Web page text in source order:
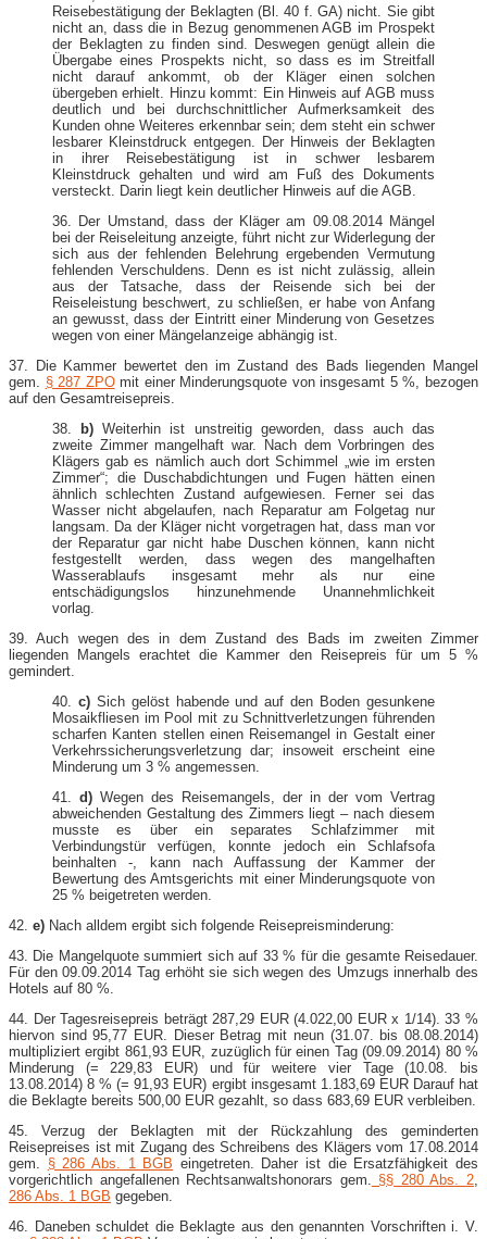
Reisebestätigung der Beklagten (Bl. 40 f. GA) nicht. Sie gibt
nicht an, dass die in Bezug genommenen AGB im Prospekt
der Beklagten zu finden sind. Deswegen genügt allein die
Übergabe eines Prospekts nicht, so dass es im Streitfall
nicht darauf ankommt, ob der Kläger einen solchen
übergeben erhielt. Hinzu kommt: Ein Hinweis auf AGB muss
deutlich und bei durchschnittlicher Aufmerksamkeit des
Kunden ohne Weiteres erkennbar sein; dem steht ein schwer
lesbarer Kleinstdruck entgegen. Der Hinweis der Beklagten
in ihrer Reisebestätigung ist in schwer lesbarem
Kleinstdruck gehalten und wird am Fuß des Dokuments
versteckt. Darin liegt kein deutlicher Hinweis auf die AGB.
36. Der Umstand, dass der Kläger am 09.08.2014 Mängel
bei der Reiseleitung anzeigte, führt nicht zur Widerlegung der
sich aus der fehlenden Belehrung ergebenden Vermutung
fehlenden Verschuldens. Denn es ist nicht zulässig, allein
aus der Tatsache, dass der Reisende sich bei der
Reiseleistung beschwert, zu schließen, er habe von Anfang
an gewusst, dass der Eintritt einer Minderung von Gesetzes
wegen von einer Mängelanzeige abhängig ist.
37. Die Kammer bewertet den im Zustand des Bads liegenden Mangel
gem. § 287 ZPOmit einer Minderungsquote von insgesamt 5 %, bezogen
auf den Gesamtreisepreis.
38. b) Weiterhin ist unstreitig geworden, dass auch das
zweite Zimmer mangelhaft war. Nach dem Vorbringen des
Klägers gab es nämlich auch dort Schimmel „wie im ersten
Zimmer“; die Duschabdichtungen und Fugen hätten einen
ähnlich schlechten Zustand aufgewiesen. Ferner sei das
Wasser nicht abgelaufen, nach Reparatur am Folgetag nur
langsam. Da der Kläger nicht vorgetragen hat, dass man vor
der Reparatur gar nicht habe Duschen können, kann nicht
festgestellt werden, dass wegen des mangelhaften
Wasserablaufs insgesamt mehr als nur eine
entschädigungslos hinzunehmende Unannehmlichkeit
vorlag.
39. Auch wegen des in dem Zustand des Bads im zweiten Zimmer
liegenden Mangels erachtet die Kammer den Reisepreis für um 5 %
gemindert.
40. c)Sich gelöst habende und auf den Boden gesunkene
Mosaikfliesen im Pool mit zu Schnittverletzungen führenden
scharfen Kanten stellen einen Reisemangel in Gestalt einer
Verkehrssicherungsverletzung dar; insoweit erscheint eine
Minderung um 3 % angemessen.
41. d) Wegen des Reisemangels, der in der vom Vertrag
abweichenden Gestaltung des Zimmers liegt – nach diesem
musste es über ein separates Schlafzimmer mit
Verbindungstür verfügen, konnte jedoch ein Schlafsofa
beinhalten -, kann nach Auffassung der Kammer der
Bewertung des Amtsgerichts mit einer Minderungsquote von
25 % beigetreten werden.
42. e) Nach alldem ergibt sich folgende Reisepreisminderung:
43. Die Mangelquote summiert sich auf 33 % für die gesamte Reisedauer.
Für den 09.09.2014 Tag erhöht sie sich wegen des Umzugs innerhalb des
Hotels auf 80 %.
44. Der Tagesreisepreis beträgt 287,29 EUR (4.022,00 EUR x 1/14). 33 %
hiervon sind 95,77 EUR. Dieser Betrag mit neun (31.07. bis 08.08.2014)
multipliziert ergibt 861,93 EUR, zuzüglich für einen Tag (09.09.2014) 80 %
Minderung (= 229,83 EUR) und für weitere vier Tage (10.08. bis
13.08.2014) 8 % (= 91,93 EUR) ergibt insgesamt 1.183,69 EUR Darauf hat
die Beklagte bereits 500,00 EUR gezahlt, so dass 683,69 EUR verbleiben.
45. Verzug der Beklagten mit der Rückzahlung des geminderten
Reisepreises ist mit Zugang des Schreibens des Klägers vom 17.08.2014
gem. § 286 Abs. 1 BGB eingetreten. Daher ist die Ersatzfähigkeit des
vorgerichtlich angefallenen Rechtsanwaltshonorars gem.
§§ 280 Abs. 2
286 Abs. 1 BGB gegeben.
46. Daneben schuldet die Beklagte aus den genannten Vorschriften i. V.